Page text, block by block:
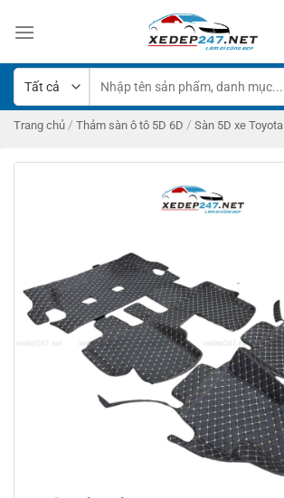
qua
dung
kiếm:
Trang chủ / Thảm sàn ô tô 5D 6D / Sàn 5D xe Toyota